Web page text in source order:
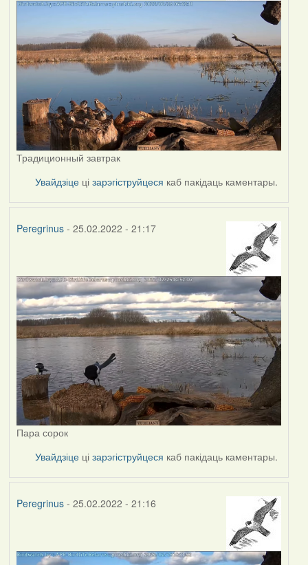
Традиционный завтрак
Увайдзіце цізарэгіструйцеся каб пакідаць каментары.
Peregrinus- 25.02.2022 - 21:17
Пара сорок
Увайдзіце цізарэгіструйцеся каб пакідаць каментары.
Peregrinus- 25.02.2022 - 21:16